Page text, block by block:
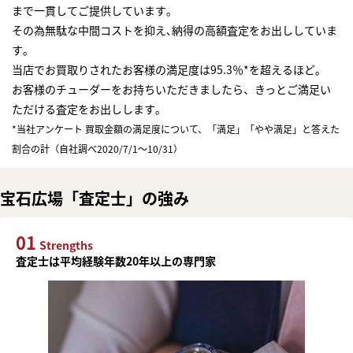
まで一貫してご提供しています｡
その為無駄な中間コストを抑え､納得の高額査定をお出ししていま
す｡
当店でお買取りされたお客様の満足度は95.3％*を超えるほど｡
お客様のチューダーをお持ちいただきましたら、きっとご満足い
ただける査定をお出しします｡
*当社アンケート 買取金額の満足度について、「満足」「やや満足」と答えた
割合の計（自社調べ2020/7/1～10/31）
宝石広場「査定士」の強み
01 Strengths
査定士は平均経験年数20年以上の専門家